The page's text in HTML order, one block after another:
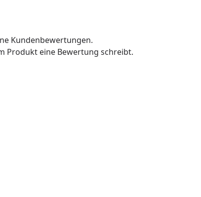
Kundenbewertungen.
Produkt eine Bewertung schreibt.